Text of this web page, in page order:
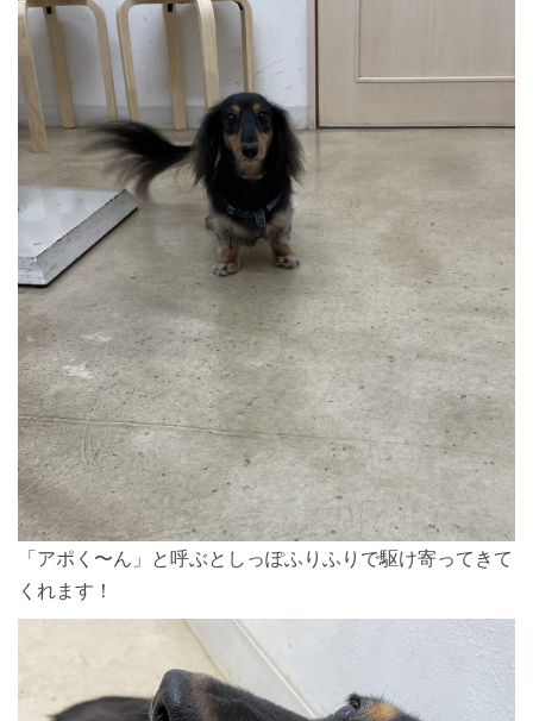
「アポく〜ん」と呼ぶとしっぽふりふりで駆け寄ってきて
くれます！